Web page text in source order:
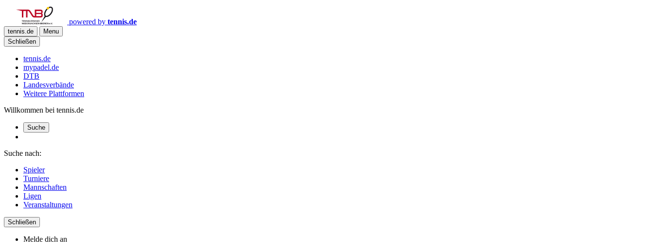
powered by tennis.de
tennis.de
Menu
Schließen
tennis.de
mypadel.de
DTB
Landesverbände
Weitere Plattformen
Willkommen bei tennis.de
Suche
Suche nach:
Spieler
Turniere
Mannschaften
Ligen
Veranstaltungen
Schließen
Melde dich an